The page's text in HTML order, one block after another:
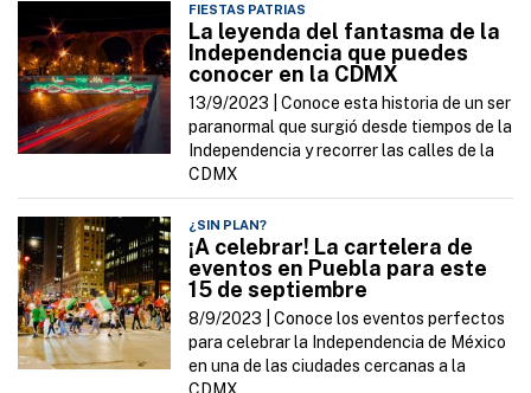
FIESTAS PATRIAS
La leyenda del fantasma de la
Independencia que puedes
conocer en la CDMX
13/9/2023 |Conoce esta historia de un ser
paranormal que surgió desde tiempos de la
Independencia y recorrer las calles de la
CDMX
¿SIN PLAN?
¡A celebrar! La cartelera de
eventos en Puebla para este
15 de septiembre
8/9/2023 |Conoce los eventos perfectos
para celebrar la Independencia de México
en una de las ciudades cercanas a la